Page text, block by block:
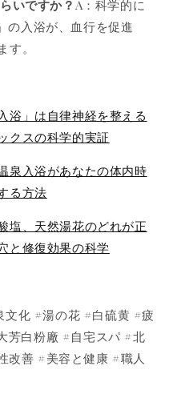
いですか？ A：科学的に
の入浴が、血行を促進
。
浴」は自律神経を整える
クスの科学的実証
泉入浴があなたの体内時
る方法
塩、天然湯花のどれが正
と修復効果の科学
文化 #湯の花 #白硫黄 #疲
芳白粉廠 #自宅スパ #北
改善 #美容と健康 #職人